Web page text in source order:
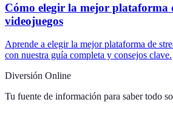
Cómo elegir la mejor plataforma
videojuegos
Aprende a elegir la mejor plataforma de
con nuestra guía completa y consejos clave.
Diversión Online
Tu fuente de información para saber todo